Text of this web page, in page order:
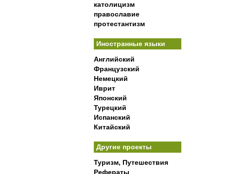
католицизм
православие
протестантизм
Иностранные языки
Английский
Французский
Немецкий
Иврит
Японский
Турецкий
Испанский
Китайский
Другие проекты
Туризм, Путешествия
Рефераты